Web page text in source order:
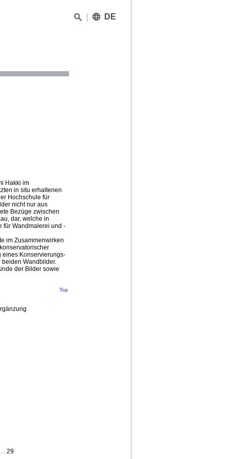
DE
Hakki im
in situ erhaltenen
Hochschule für
nicht nur aus
Bezüge zwischen
dar, welche in
für Wandmalerei und -
im Zusammenwirken
eines Konservierungs-
Wandbilder.
der Bilder sowie
Top
. 29